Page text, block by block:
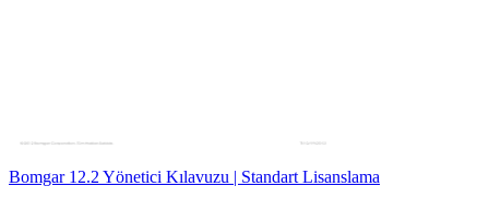
Bomgar 12.2 Yönetici Kılavuzu | Standart Lisanslama